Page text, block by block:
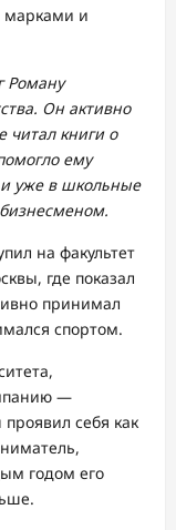
марками и
Роману
Он активно
читал книги о
ему
и уже в школьные
на факультет
где показал
принимал
спортом.
—
себя как
годом его